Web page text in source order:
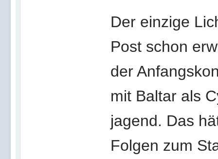
Der einzige
Post schon
der
mit Baltar als
jagend. Das
Folgen zum